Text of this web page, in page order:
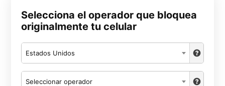
Selecciona el operador que bloquea
originalmente tu celular
Estados Unidos
Seleccionar operador